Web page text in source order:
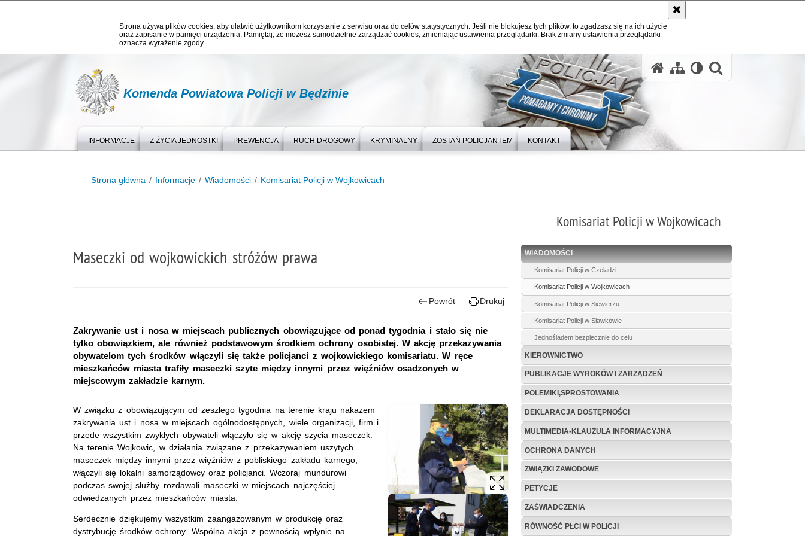
Strona używa plików cookies, aby ułatwić użytkownikom korzystanie z serwisu oraz do celów statystycznych. Jeśli nie blokujesz tych plików, to zgadzasz się na ich użycie
oraz zapisanie w pamięci urządzenia. Pamiętaj, że możesz samodzielnie zarządzać cookies, zmieniając ustawienia przeglądarki. Brak zmiany ustawienia przeglądarki
oznacza wyrażenie zgody.
Komenda Powiatowa Policji w Będzinie
INFORMACJE Z ŻYCIA JEDNOSTKI PREWENCJA RUCH DROGOWY KRYMINALNY ZOSTAŃ POLICJANTEM KONTAKT
Strona główna Informacje Wiadomości Komisariat Policji w Wojkowicach
Komisariat Policji w Wojkowicach
Maseczki od wojkowickich stróżów prawa
Powrót Drukuj
Zakrywanie ust i nosa w miejscach publicznych obowiązujące od ponad tygodnia i stało się nie
tylko obowiązkiem, ale również podstawowym środkiem ochrony osobistej. W akcję przekazywania
obywatelom tych środków włączyli się także policjanci z wojkowickiego komisariatu. W ręce
mieszkańców miasta trafiły maseczki szyte między innymi przez więźniów osadzonych w
miejscowym zakładzie karnym.
W związku z obowiązującym od zeszłego tygodnia na terenie kraju nakazem
zakrywania ust i nosa w miejscach ogólnodostępnych, wiele organizacji, firm i
przede wszystkim zwykłych obywateli włączyło się w akcję szycia maseczek.
Na terenie Wojkowic, w działania związane z przekazywaniem uszytych
maseczek między innymi przez więźniów z pobliskiego zakładu karnego,
włączyli się lokalni samorządowcy oraz policjanci. Wczoraj mundurowi
podczas swojej służby rozdawali maseczki w miejscach najczęściej
odwiedzanych przez mieszkańców miasta.
Serdecznie dziękujemy wszystkim zaangażowanym w produkcję oraz
dystrybucję środków ochrony. Wspólna akcja z pewnością wpłynie na
WIADOMOŚCI
Komisariat Policji w Czeladzi
Komisariat Policji w Wojkowicach
Komisariat Policji w Siewierzu
Komisariat Policji w Sławkowie
Jednośladem bezpiecznie do celu
KIEROWNICTWO
PUBLIKACJE WYRO­KÓW I ZARZĄDZEŃ
POLEMIKI,SPROSTOWANIA
DEKLARACJA DOSTĘPNOŚCI
MULTIMEDIA-KLAUZULA INFORMACYJNA
OCHRONA DANYCH
ZWIĄZKI ZAWODOWE
PETYCJE
ZAŚWIADCZENIA
RÓWNOŚĆ PŁCI W POLICJI